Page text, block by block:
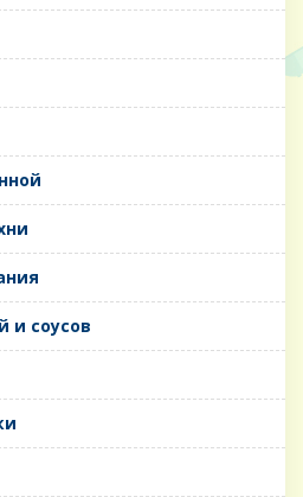
и соусов